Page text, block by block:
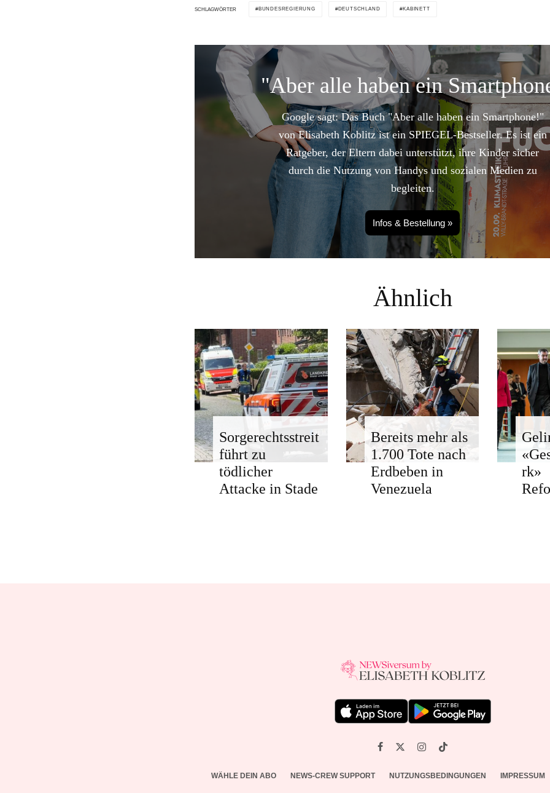
SCHLAGWÖRTER BUNDESREGIERUNG DEUTSCHLAND KABINETT
"Aber alle haben ein
Google sagt: Das Buch "Aber alle haben ein Smartphone!"
von Elisabeth Koblitz ist ein SPIEGEL-Bestseller. Es ist ein
Ratgeber, der Eltern dabei unterstützt, ihre Kinder sicher
durch die Nutzung von Handys und sozialen Medien zu
begleiten.
Infos & Bestellung »
Ähnlich
Sorgerechtsstreit
führt zu
tödlicher
Attacke in Stade
Bereits mehr als
1.700 Tote nach
Erdbeben in
Venezuela
rk»
WÄHLE DEIN ABO NEWS-CREW SUPPORT NUTZUNGSBEDINGUNGEN IMPRESSUM